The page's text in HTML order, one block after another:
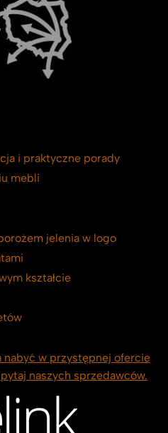
i praktyczne porady
mebli
jelenia w logo
kształcie
nabyć w przystępnej ofercie
naszych sprzedawców.